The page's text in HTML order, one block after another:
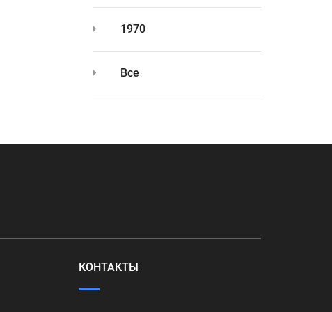
1970
Все
КОНТАКТЫ